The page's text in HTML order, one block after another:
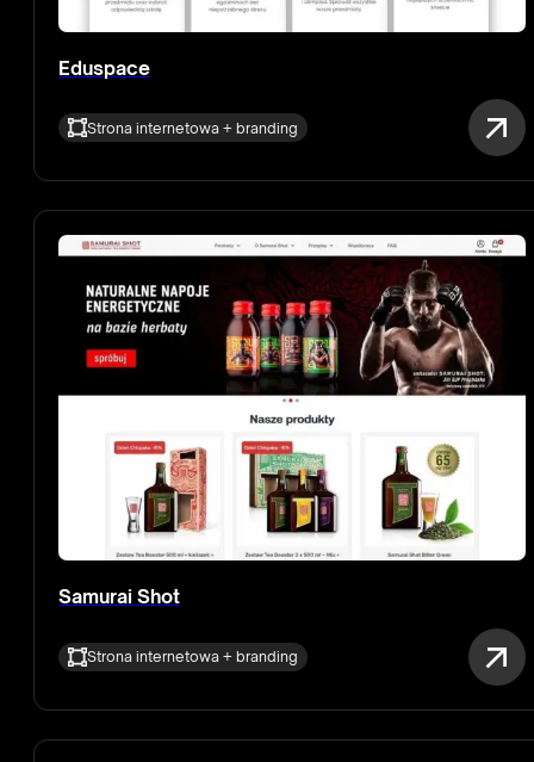
Eduspace
Strona internetowa + branding
Samurai Shot
Strona internetowa + branding